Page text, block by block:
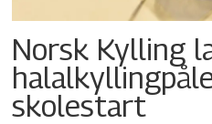
Norsk Kylling
skolestart